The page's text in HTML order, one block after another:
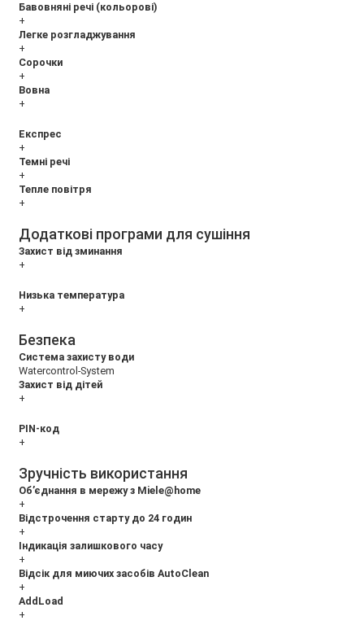
Бавовняні речі (кольорові)
+
Легке розгладжування
+
Сорочки
+
Вовна
+
Експрес
+
Темні речі
+
Тепле повітря
+
Додаткові програми для сушіння
Захист від зминання
+
Низька температура
+
Безпека
Система захисту води
Watercontrol-System
Захист від дітей
+
PIN-код
+
Зручність використання
Об’єднання в мережу з Miele@home
+
Відстрочення старту до 24 годин
+
Індикація залишкового часу
+
Відсік для миючих засобів AutoClean
+
AddLoad
+